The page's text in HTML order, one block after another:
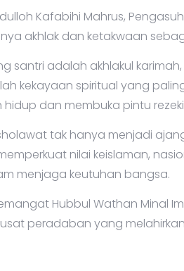
Kafabihi Mahrus,
akhlak dan ketakwaan
santri adalah akhlakul
kekayaan spiritual yang
dan membuka pintu
tak hanya menjadi
nilai keislaman,
menjaga keutuhan bangsa.
Hubbul Wathan Minal
peradaban yang